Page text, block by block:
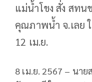
แม่น้ำโขง สั่ง สทน
คุณภาพน้ำ จ.เลย
12 เม.ย.
8 เม.ย. 2567 – นา